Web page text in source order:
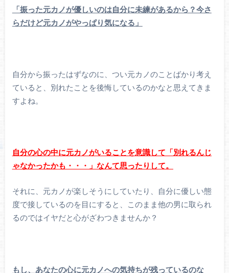
「振った元カノが優しいのは自分に未練があるから？今さ
らだけど元カノがやっぱり気になる」
自分から振ったはずなのに、つい元カノのことばかり考え
ていると、別れたことを後悔しているのかなと思えてきま
すよね。
自分の心の中に元カノがいることを意識して「別れるんじ
ゃなかったかも・・・」なんて思ったりして。
それに、元カノが楽しそうにしていたり、自分に優しい態
度で接しているのを目にすると、このまま他の男に取られ
るのではイヤだと心がざわつきませんか？
もし、あなたの心に元カノへの気持ちが残っているのな